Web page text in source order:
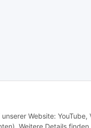
Website: YouTube,